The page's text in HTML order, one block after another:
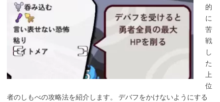
的
に
苦
戦
し
た
上
位
者のしもべの攻略法を紹介します。 デバフをかけないようにする